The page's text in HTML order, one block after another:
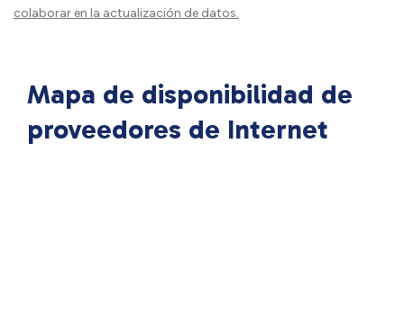
colaborar en la actualización de datos.
Mapa de disponibilidad de
proveedores de Internet